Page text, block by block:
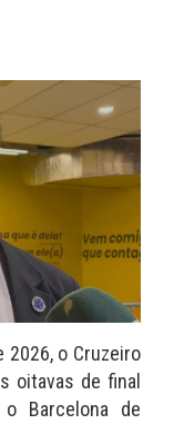
2026, o Cruzeiro
oitavas de final
Barcelona de